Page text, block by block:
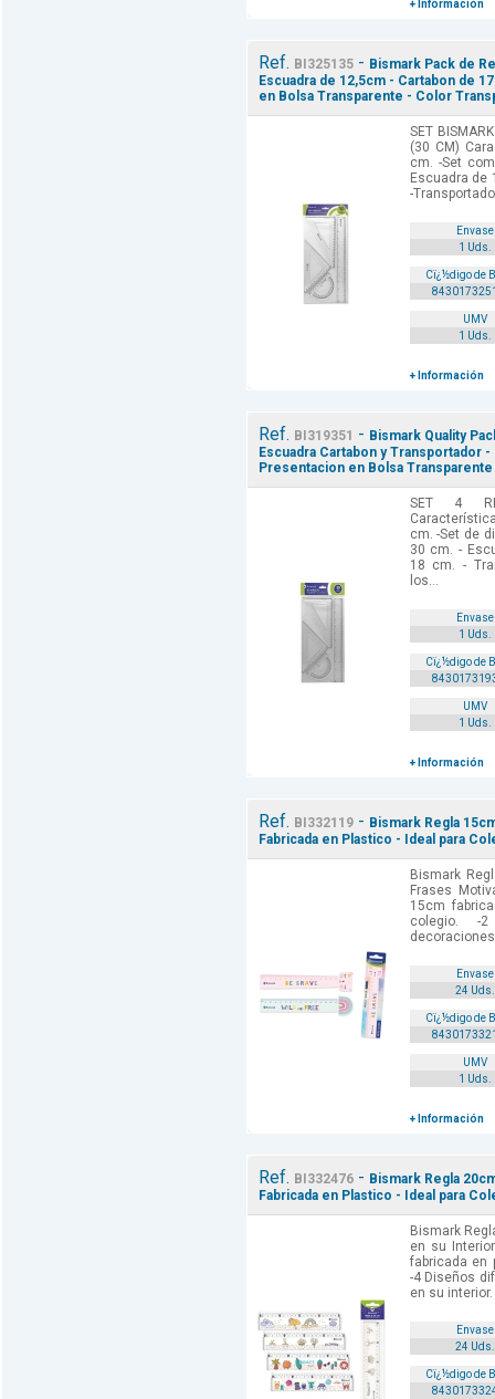
+ Información
Ref. BI325135- Bismark Pack de
Escuadra de 12,5cm - Cartabon de
en Bolsa Transparente - Color
SET
(30 CM)
cm. -Set
Escuadra de
-
Envase
1 Uds.
Cï¿½digo de
UMV
1 Uds.
+ Información
Ref. BI319351 - Bismark Quality
Escuadra Cartabon y Transportador
Presentacion en Bolsa
SET 4
cm. -Set de
30 cm. -
18 cm. -
los...
Envase
1 Uds.
Cï¿½digo de
UMV
1 Uds.
+ Información
Ref. BI332119- Bismark Regla
Fabricada en Plastico - Ideal para
Bismark
Frases
15cm
colegio. -
Envase
24 Uds.
Cï¿½digo de
UMV
1 Uds.
+ Información
Ref. BI332476- Bismark Regla
Fabricada en Plastico - Ideal para
Bismark
en su
fabricada en
-4 Diseños
en su interior.
Envase
24 Uds.
Cï¿½digo de